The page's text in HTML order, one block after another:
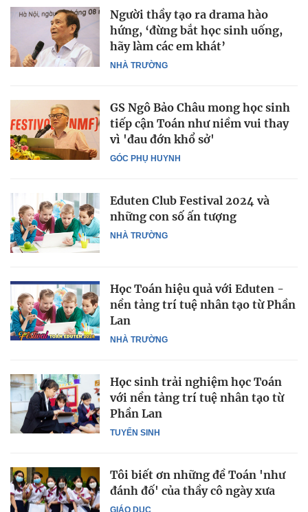
NHÀ TRƯỜNG
Người thầy tạo ra drama hào
hứng, ‘đừng bắt học sinh uống,
hãy làm các em khát’
GÓC PHỤ HUYNH
GS Ngô Bảo Châu mong học sinh
tiếp cận Toán như niềm vui thay
vì 'đau đớn khổ sở'
NHÀ TRƯỜNG
Eduten Club Festival 2024 và
những con số ấn tượng
NHÀ TRƯỜNG
Học Toán hiệu quả với Eduten -
nền tảng trí tuệ nhân tạo từ Phần
Lan
TUYỂN SINH
Học sinh trải nghiệm học Toán
với nền tảng trí tuệ nhân tạo từ
Phần Lan
GIÁO DỤC
Tôi biết ơn những đề Toán 'như
đánh đố' của thầy cô ngày xưa